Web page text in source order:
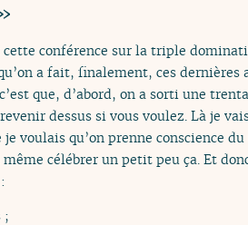
cette conférence sur la triple
a fait, finalement, ces dernières
que, d’abord, on a sorti une
dessus si vous voulez. Là je
voulais qu’on prenne conscience
célébrer un petit peu ça. Et
;